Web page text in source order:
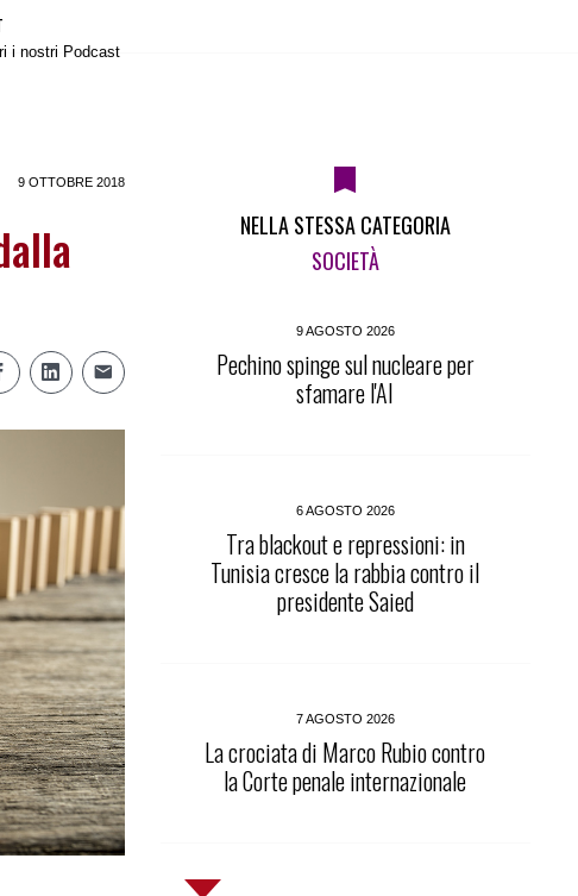
i nostri Podcast
9 OTTOBRE 2018
NELLA STESSA CATEGORIA
SOCIETÀ
9 AGOSTO 2026
Pechino spinge sul nucleare per
sfamare l'AI
6 AGOSTO 2026
Tra blackout e repressioni: in
Tunisia cresce la rabbia contro il
presidente Saied
7 AGOSTO 2026
La crociata di Marco Rubio contro
la Corte penale internazionale